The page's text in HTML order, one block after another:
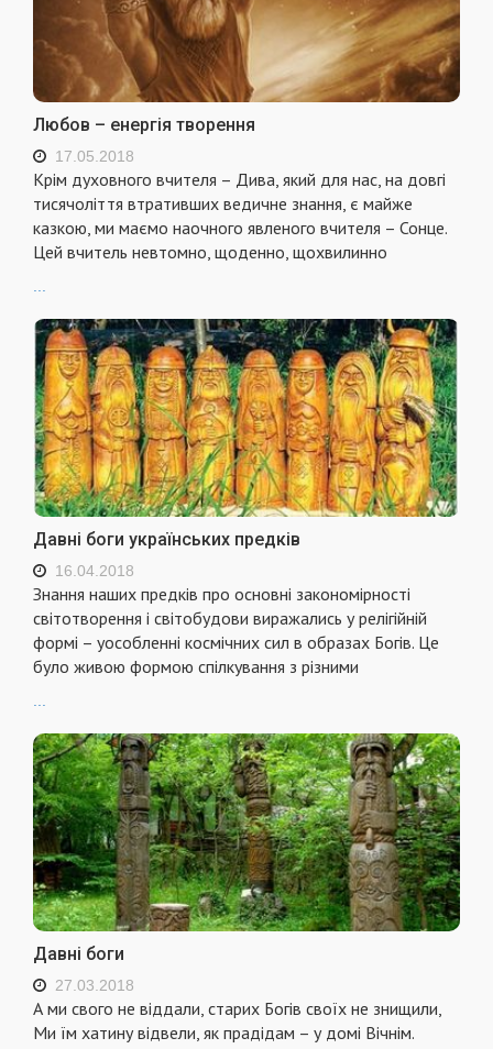
Любов – енергія творення
17.05.2018
Крім духовного вчителя – Дива, який для нас, на довгі
тисячоліття втративших ведичне знання, є майже
казкою, ми маємо наочного явленого вчителя – Сонце.
Цей вчитель невтомно, щоденно, щохвилинно
Давні боги українських предків
16.04.2018
Знання наших предків про основні закономірності
світотворення і світобудови виражались у релігійній
формі – уособленні космічних сил в образах Богів. Це
було живою формою спілкування з різними
Давні боги
27.03.2018
А ми свого не віддали, старих Богів своїх не знищили,
Ми їм хатину відвели, як прадідам – у домі Вічнім.